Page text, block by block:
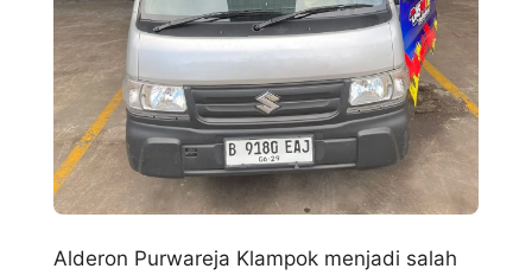
Alderon Purwareja Klampok menjadi salah